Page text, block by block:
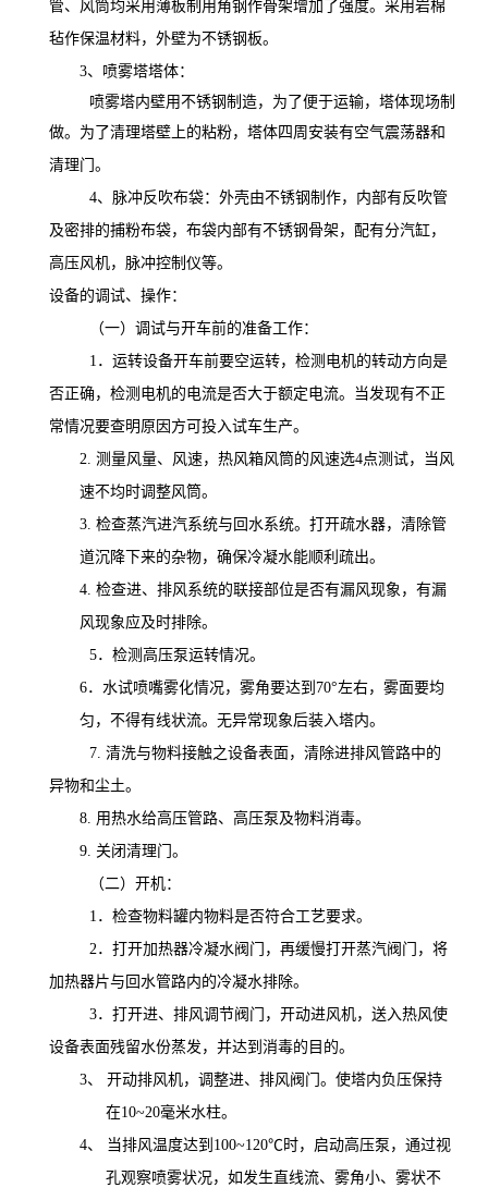
管、风筒均采用薄板制用角钢作骨架增加了强度。采用岩棉
毡作保温材料，外壁为不锈钢板。
3、喷雾塔塔体：
喷雾塔内壁用不锈钢制造，为了便于运输，塔体现场制
做。为了清理塔壁上的粘粉，塔体四周安装有空气震荡器和
清理门。
4、脉冲反吹布袋：外壳由不锈钢制作，内部有反吹管
及密排的捕粉布袋，布袋内部有不锈钢骨架，配有分汽缸，
高压风机，脉冲控制仪等。
设备的调试、操作：
（一）调试与开车前的准备工作：
1 ．运转设备开车前要空运转，检测电机的转动方向是
否正确，检测电机的电流是否大于额定电流。当发现有不正
常情况要查明原因方可投入试车生产。
2. 测量风量、风速，热风箱风筒的风速选4点测试，当风
速不均时调整风筒。
3. 检查蒸汽进汽系统与回水系统。打开疏水器，清除管
道沉降下来的杂物，确保冷凝水能顺利疏出。
4. 检查进、排风系统的联接部位是否有漏风现象，有漏
风现象应及时排除。
5．检测高压泵运转情况。
6．水试喷嘴雾化情况，雾角要达到 70°左右，雾面要均
匀，不得有线状流。无异常现象后装入塔内。
7. 清洗与物料接触之设备表面，清除进排风管路中的
异物和尘土。
8. 用热水给高压管路、高压泵及物料消毒。
9. 关闭清理门。
（二）开机：
1 ．检查物料罐内物料是否符合工艺要求。
2 ．打开加热器冷凝水阀门，再缓慢打开蒸汽阀门，将
加热器片与回水管路内的冷凝水排除。
3．打开进、排风调节阀门，开动进风机，送入热风使
设备表面残留水份蒸发，并达到消毒的目的。
3、 开动排风机，调整进、排风阀门。使塔内负压保持
在10~20毫米水柱。
4、 当排风温度达到 100~120℃时，启动高压泵，通过视
孔观察喷雾状况，如发生直线流、雾角小、雾状不